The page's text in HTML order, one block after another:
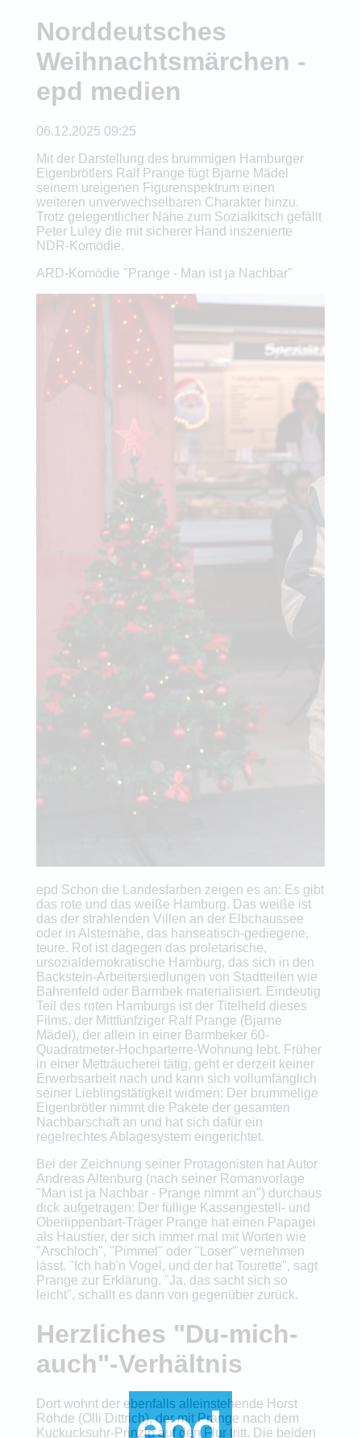
Norddeutsches
Weihnachtsmärchen -
epd medien
06.12.2025 09:25
Mit der Darstellung des brummigen Hamburger
Eigenbrötlers Ralf Prange fügt Bjarne Mädel
seinem ureigenen Figurenspektrum einen
weiteren unverwechselbaren Charakter hinzu.
Trotz gelegentlicher Nähe zum Sozialkitsch gefällt
Peter Luley die mit sicherer Hand inszenierte
NDR-Komödie.
ARD-Komödie "Prange - Man ist ja Nachbar"
epd Schon die Landesfarben zeigen es an: Es gibt
das rote und das weiße Hamburg. Das weiße ist
das der strahlenden Villen an der Elbchaussee
oder in Alsternähe, das hanseatisch-gediegene,
teure. Rot ist dagegen das proletarische,
ursozialdemokratische Hamburg, das sich in den
Backstein-Arbeitersiedlungen von Stadtteilen wie
Bahrenfeld oder Barmbek materialisiert. Eindeutig
Teil des roten Hamburgs ist der Titelheld dieses
Films, der Mittfünfziger Ralf Prange (Bjarne
Mädel), der allein in einer Barmbeker 60-
Quadratmeter-Hochparterre-Wohnung lebt. Früher
in einer Metträucherei tätig, geht er derzeit keiner
Erwerbsarbeit nach und kann sich vollumfänglich
seiner Lieblingstätigkeit widmen: Der brummelige
Eigenbrötler nimmt die Pakete der gesamten
Nachbarschaft an und hat sich dafür ein
regelrechtes Ablagesystem eingerichtet.
Bei der Zeichnung seiner Protagonisten hat Autor
Andreas Altenburg (nach seiner Romanvorlage
"Man ist ja Nachbar - Prange nimmt an") durchaus
dick aufgetragen: Der füllige Kassengestell- und
Oberlippenbart-Träger Prange hat einen Papagei
als Haustier, der sich immer mal mit Worten wie
"Arschloch", "Pimmel" oder "Loser" vernehmen
lässt. "Ich hab'n Vogel, und der hat Tourette", sagt
Prange zur Erklärung. "Ja, das sacht sich so
leicht", schallt es dann von gegenüber zurück.
Herzliches "Du-mich-
auch"-Verhältnis
Dort wohnt der ebenfalls alleinstehende Horst
Rohde (Olli Dittrich), der mit Prange nach dem
Kuckucksuhr-Prinzip auf den Flur tritt. Die beiden